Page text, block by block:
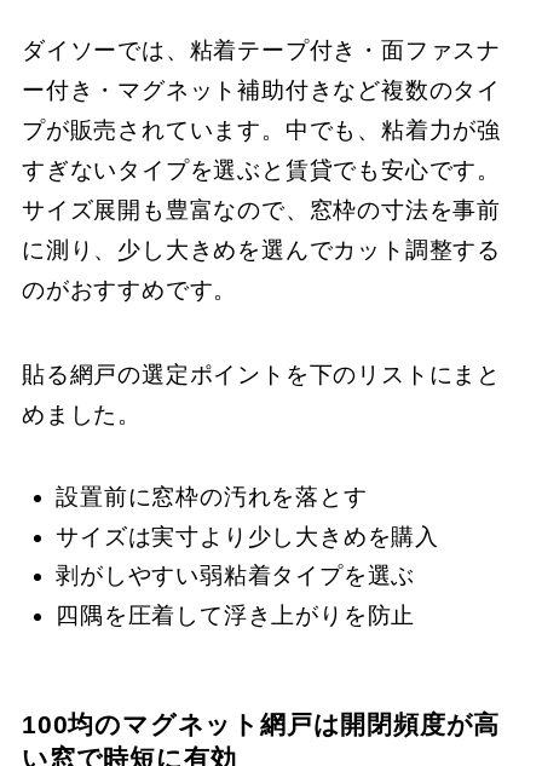
ダイソーでは、粘着テープ付き・面ファスナ
ー付き・マグネット補助付きなど複数のタイ
プが販売されています。中でも、粘着力が強
すぎないタイプを選ぶと賃貸でも安心です。
サイズ展開も豊富なので、窓枠の寸法を事前
に測り、少し大きめを選んでカット調整する
のがおすすめです。
貼る網戸の選定ポイントを下のリストにまと
めました。
設置前に窓枠の汚れを落とす
サイズは実寸より少し大きめを購入
剥がしやすい弱粘着タイプを選ぶ
四隅を圧着して浮き上がりを防止
100均のマグネット網戸は開閉頻度が高
い窓で時短に有効